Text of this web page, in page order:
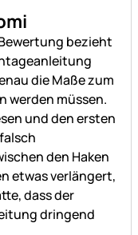
bezieht
die Maße zum
werden müssen.
und den ersten
den Haken
etwas verlängert,
dass der
dringend